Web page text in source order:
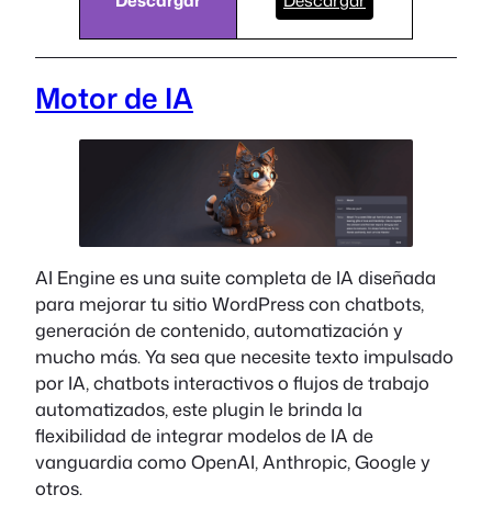
Motor de IA
AI Engine es una suite completa de IA diseñada
para mejorar tu sitio WordPress con chatbots,
generación de contenido, automatización y
mucho más. Ya sea que necesite texto impulsado
por IA, chatbots interactivos o flujos de trabajo
automatizados, este plugin le brinda la
flexibilidad de integrar modelos de IA de
vanguardia como OpenAI, Anthropic, Google y
otros.